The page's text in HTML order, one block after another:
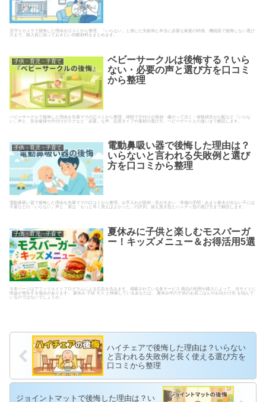
見守りカメラで後悔した理由を口コミから整理。「いらない」と感じた失敗例と本当に必要な家庭の特徴、機能面で後悔しない選び
方まで、購入前に知っておきたい判断材料をまとめます。
子供・育児・子育て
ベビーサークルは後悔する？いら
ない・必要の声と選び方を口コミ
から整理
ベビーサークルで後悔した理由を先輩ママの口コミから整理。掃除で片付けが面倒・嫌がって泣く・体験損失が心配など「いらな
い」声と、安全確保や片付けがラクなど「必要」な声、設置タイプや素材の選び方、ベビーゲートとの違いまで解説します。
子供・育児・子育て
電動鼻吸い器で後悔した理由は？
いらないと言われる失敗例と選び
方を口コミから整理
電動鼻吸い器で後悔した理由を先輩ママの口コミから整理。お手入れが面倒・音が大きい・準備の手間・あまり鼻水が出ない子には
不要などの「いらない」声と、実は「もっと早く買えばよかった」の評判、据え置き型とハンディ型の選び方まで解説します。
子供・育児・子育て
夏休みに子供と楽しむモスバーガ
ー！キッズメニュー＆お得活用5選
※本ページはアフィリエイトプログラムによる広告を含みます。掲載されている各サービス 商品の利用や購入によって、当サイトに
収益が発生する場合があります。 夏休み 子供 モス と検索しているあなたは、 夏休み中の子供のお昼ごはんやお出かけ先 を悩んで
いるのではないでしょうか。
ハイチェアで後悔した理由は？いらない
と言われる失敗例と長く使える選び方を
口コミから整理
ジョイントマットで後悔した理由は？い